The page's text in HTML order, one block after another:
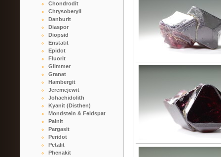
Chondrodit
Chrysoberyll
Danburit
Diaspor
Diopsid
Enstatit
Epidot
Fluorit
Glimmer
Granat
Hambergit
Jeremejewit
Johachidolith
Kyanit (Disthen)
Mondstein & Feldspat
Painit
Pargasit
Peridot
Petalit
Phenakit